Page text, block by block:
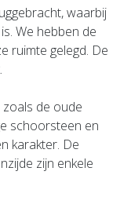
waarbij
We hebben de
ruimte gelegd. De
de oude
schoorsteen en
karakter. De
zijn enkele